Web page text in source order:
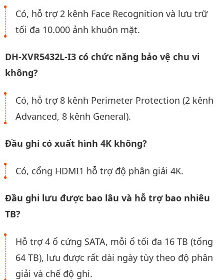
Có, hỗ trợ 2 kênh Face Recognition và lưu trữ
tối đa 10.000 ảnh khuôn mặt.
DH-XVR5432L-I3 có chức năng bảo vệ chu vi
không?
Có, hỗ trợ 8 kênh Perimeter Protection (2 kênh
Advanced, 8 kênh General).
Đầu ghi có xuất hình 4K không?
Có, cổng HDMI1 hỗ trợ độ phân giải 4K.
Đầu ghi lưu được bao lâu và hỗ trợ bao nhiêu
TB?
Hỗ trợ 4 ổ cứng SATA, mỗi ổ tối đa 16 TB (tổng
64 TB), lưu được rất dài ngày tùy theo độ phân
giải và chế độ ghi.